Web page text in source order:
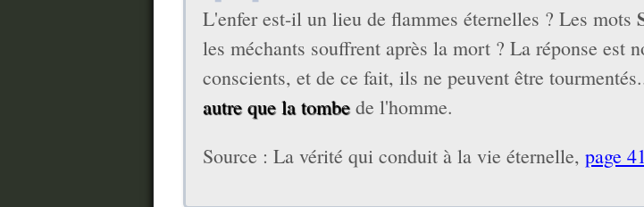
L'enfer est-il un lieu de flammes éternelles ? Les mots
les méchants souffrent après la mort ? La réponse est
conscients, et de ce fait, ils ne peuvent être
autre que la tombe de l'homme.
Source : La vérité qui conduit à la vie éternelle,page 41